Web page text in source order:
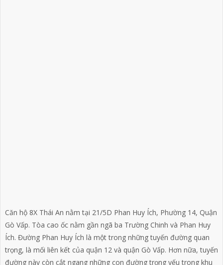
Căn hộ 8X Thái An nằm tại 21/5D Phan Huy Ích, Phường 14, Quận
Gò Vấp. Tòa cao ốc nằm gần ngã ba Trường Chinh và Phan Huy
Ích. Đường Phan Huy Ích là một trong những tuyến đường quan
trọng, là mối liên kết của quận 12 và quận Gò Vấp. Hơn nữa, tuyến
đường này còn cắt ngang những con đường trọng yếu trong khu